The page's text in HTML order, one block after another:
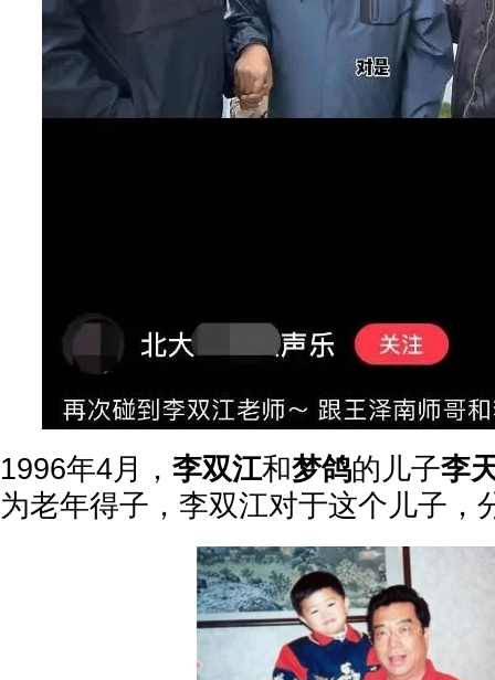
1996年4月， 李双江和梦鸽的儿子李
为老年得子，李双江对于这个儿子，